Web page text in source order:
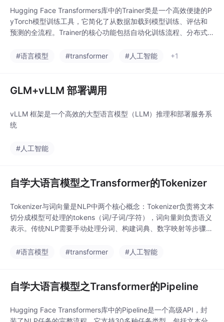
方面类似于“机器人框
架”ROS设计者将ROS表
述为“ROS = Plumbing
+ Tools + Capabilities
是通讯机制、工具软件
Hugging Face Transformers库中的Trainer类是一个高效便捷的P
yTorch模型训练工具，它简化了从数据加载到模型训练、评估和
预测的全流程。Trainer的核心功能包括自动化训练流程、分布式
ugging Face生态的无缝兼容。通过TrainingArguments可自定义
#语言模型 #transformer #人工智能 +1
GLM+vLLM 部署调用
vLLM 框架是一个高效的大型语言模型（LLM）推理和部署服务系
统
#人工智能
自学大语言模型之Transformer的Tokenizer
Tokenizer与词向量是NLP中两个核心概念：Tokenizer负责将文本
切分成模型可处理的tokens（词/子词/字符），词向量则负责语义
表示。传统NLP需要手动处理分词、构建词典、数字映射等步骤，
E、WordPiece等，HuggingFace的Tokenizer API支持编码（文
#语言模型 #transformer #人工智能
自学大语言模型之Transformer的Pipeline
Hugging Face Transformers库中的Pipeline是一个高级API，封